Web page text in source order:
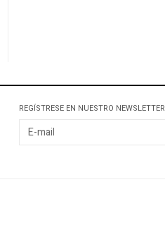
REGÍSTRESE EN NUESTRO NEWSLETTER